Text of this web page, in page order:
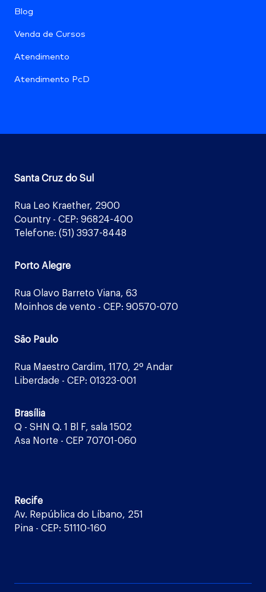
Blog
Venda de Cursos
Atendimento
Atendimento PcD
Santa Cruz do Sul
Rua Leo Kraether, 2900
Country - CEP: 96824-400
Telefone: (51) 3937-8448
Porto Alegre
Rua Olavo Barreto Viana, 63
Moinhos de vento - CEP: 90570-070
São Paulo
Rua Maestro Cardim, 1170, 2º Andar
Liberdade - CEP: 01323-001
Brasília
Q - SHN Q. 1 Bl F, sala 1502
Asa Norte - CEP 70701-060
Recife
Av. República do Líbano, 251
Pina - CEP: 51110-160